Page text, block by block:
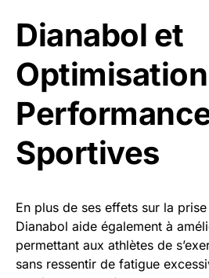
Dianabol et
Sportives
En plus de ses effets sur la
Dianabol aide également à
permettant aux athlètes de
sans ressentir de fatigue